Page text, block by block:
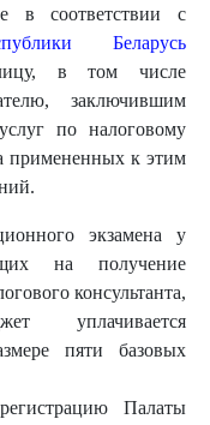
в соответствии с
Беларусь
лицу, в том числе
заключившим
по налоговому
примененных к этим
экзамена у
на получение
консультанта,
уплачивается
пяти базовых
Палаты